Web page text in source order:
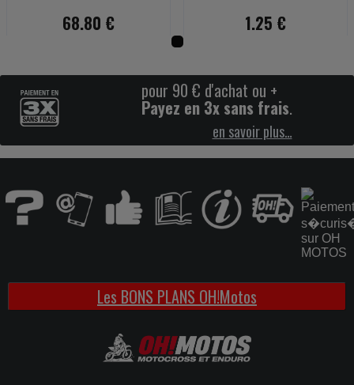
68.80 € 1.25 €
pour 90 € d'achat ou +
Payez en 3x sans frais.
en savoir plus…
Les BONS PLANS OH!Motos